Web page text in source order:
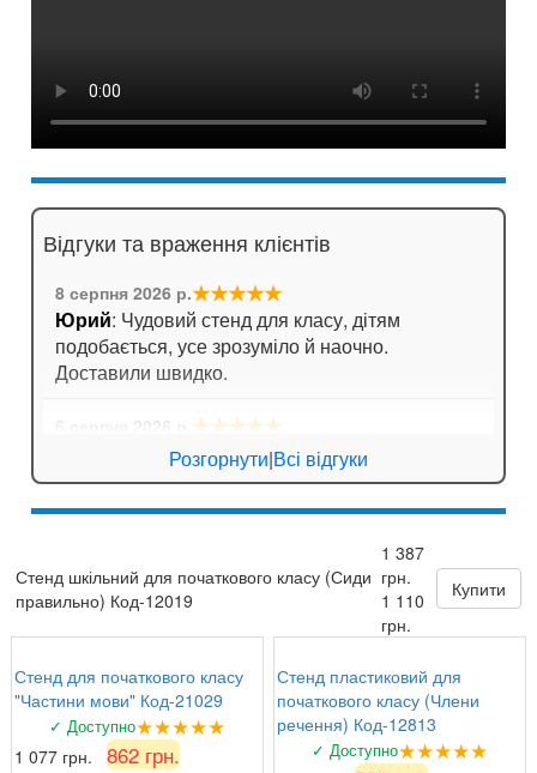
Відгуки та враження клієнтів
8 серпня 2026 р.★★★★★
Юрий: Чудовий стенд для класу, дітям
подобається, усе зрозуміло й наочно.
Доставили швидко.
★★★★★
: Стенд для кабінету хімії дуже яскравий,
вчителі задоволені!
: Замовляли
комплект стендів з техніки безпеки. Все на
найвищому рівні, вчителі та учні задоволені!
Розгорнути|Всі відгуки
Стенд шкільний для початкового класу (Сиди
правильно) Код-12019
1 387
грн.
1 110
грн.
Купити
Стенд для початкового класу
"Частини мови" Код-21029
✓ Доступно★★★★★
1 077 грн. 862 грн.
Стенд пластиковий для
початкового класу (Члени
речення) Код-12813
✓ Доступно★★★★★